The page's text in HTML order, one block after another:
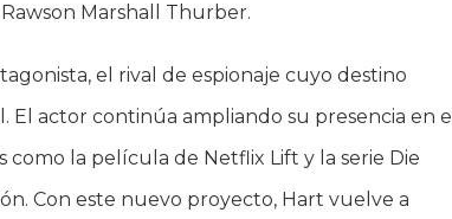
Marshall Thurber.
el rival de espionaje cuyo destino
actor continúa ampliando su presencia en el
la película de Netflix Lift y la serie Die
Con este nuevo proyecto, Hart vuelve a